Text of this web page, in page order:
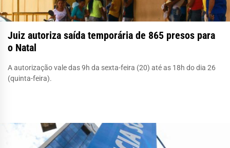
Juiz autoriza saída temporária de 865 presos para
o Natal
A autorização vale das 9h da sexta-feira (20) até as 18h do dia 26
(quinta-feira).